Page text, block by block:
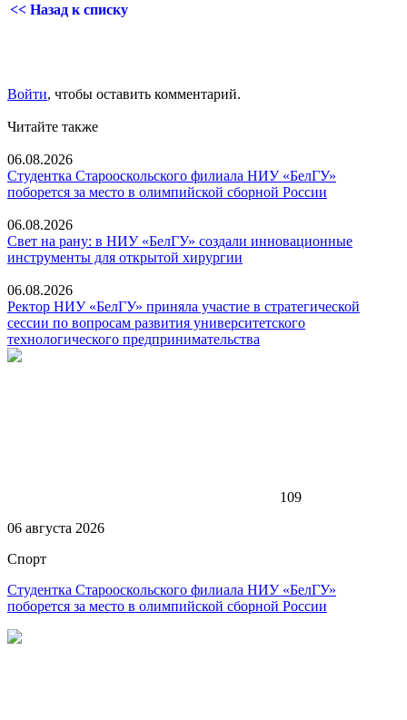
<< Назад к списку
Войти, чтобы оставить комментарий.
Читайте также
06.08.2026
Студентка Старооскольского филиала НИУ «БелГУ»
поборется за место в олимпийской сборной России
06.08.2026
Свет на рану: в НИУ «БелГУ» создали инновационные
инструменты для открытой хирургии
06.08.2026
Ректор НИУ «БелГУ» приняла участие в стратегической
сессии по вопросам развития университетского
технологического предпринимательства
109
06 августа 2026
Спорт
Студентка Старооскольского филиала НИУ «БелГУ»
поборется за место в олимпийской сборной России